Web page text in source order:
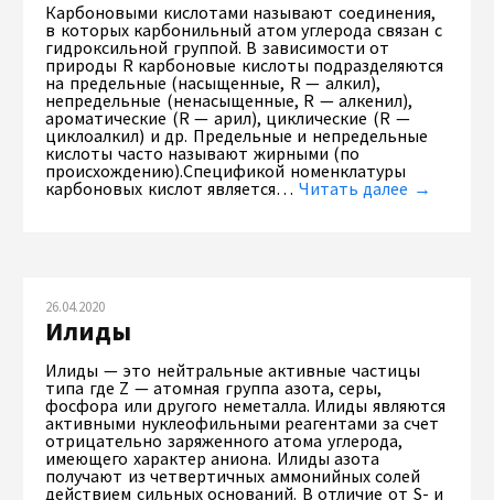
Карбоновыми кислотами называют соединения,
в которых карбонильный атом углерода связан с
гидроксильной группой. В зависимости от
природы R карбоновые кислоты подразделяются
на предельные (насыщенные, R — алкил),
непредельные (ненасыщенные, R — алкенил),
ароматические (R — арил), циклические (R —
циклоалкил) и др. Предельные и непредельные
кислоты часто называют жирными (по
происхождению).Спецификой номенклатуры
карбоновых кислот является… Читать далее →
26.04.2020
Илиды
Илиды — это нейтральные активные частицы
типа где Z — атомная группа азота, серы,
фосфора или другого неметалла. Илиды являются
активными нуклеофильными реагентами за счет
отрицательно заряженного атома углерода,
имеющего характер аниона. Илиды азота
получают из четвертичных аммонийных солей
действием сильных оснований. В отличие от S- и